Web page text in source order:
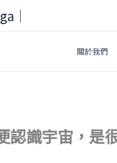
｜
關於我們
認識宇宙，是